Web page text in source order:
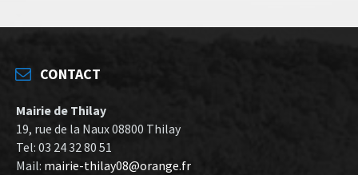
CONTACT
Mairie de Thilay
19, rue de la Naux 08800 Thilay
Tel: 03 24 32 80 51
Mail: mairie-thilay08@orange.fr